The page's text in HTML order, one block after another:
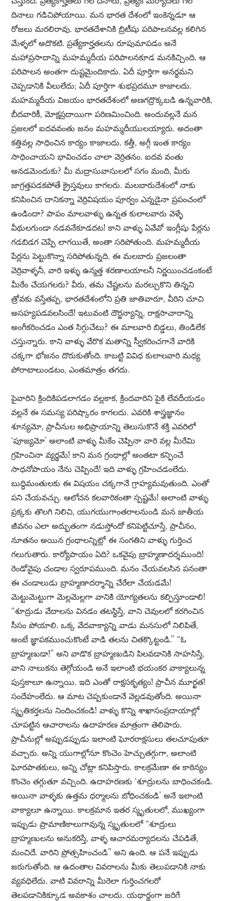
దినాలు గడిచిపోయాయి. మన భారత దేశంలో ఇంకెన్నడూ ఆ
రోజలు మరలిరావు. భారతదేశానికి బ్రిటీషు పరిపాలనవల్ల కలిగిన
మేళ్ళలో అదొకటి. ప్రత్యేకార్హతలను రూపుమాపడం అనే
మహాప్రసాదాన్ని మహమ్మదీయ పరిపాలనకూడ మనకిచ్చింది. ఆ
పరిపాలన అంతగా దుష్టమైందికాదు. ఏదీ పూర్తిగా అనర్థమని
చెప్పడానికి వీలులేదు; ఏదీ పూర్తిగా శుభప్రదమూ కాజాలదు.
మహమ్మదీయ విజయం భారతదేశంలో అణగద్రొక్కబడి ఉన్నవారికి,
బీదవారికీ, మోక్షప్రదాయిగా పరిణమించింది. అందువల్లనే మన
ప్రజలలో ఐదవవంతు జనం మహమ్మదీయులయ్యారు. అదంతా
కత్తివల్ల సాధించిన కార్యం కాజాలదు. కత్తీ, అగ్గీ ఇంత కార్యం
సాధించాయని భావించడం చాలా వెర్రితనం. ఐదవ వంతు
అనడమెందుకు? మీ మద్రాసువాసులలో సగం మంది, మీరు
జాగ్రత్తపడకపోతే క్రైస్తవులు కాగలరు. మలబారుదేశంలో నాకు
కనిపించిన దానికన్నా వెర్రివిషయం పూర్వం ఎన్నడైనా ప్రపంచంలో
ఉండిందా? పాపం మాలవాళ్ళు ఉన్నత కులాలవారు వెళ్ళే
వీథులగుండా నడవనేకూడదట! కాని వాళ్ళు ఏవేవో ఇంగ్లీషు పేర్లను
గడబిడగ చెప్పే లాగయితే, అంతా సరిపోతుంది. మహమ్మదీయ
పేర్లను పెట్టుకొన్నా సరిపోతున్నది. ఈ మలబారు ప్రజలంతా
వెర్రివాళ్ళనీ, వారి ఇళ్ళు ఉన్మత్త శరణాలయాలనీ నిర్ణయించడంకంటే
మీరేం చేయగలరు? వీరు, తమ చేష్టలను మరల్చుకొని తిన్నని
త్రోవకు వస్తేతప్ప, భారతదేశంలోని ప్రతి జాతివారూ, వీరిని చూచి
అసహ్యపడవలసిందే! ఇటువంటి దౌర్జన్యాన్ని, రాక్షసాచారాన్ని
అంగీకరించడం ఎంత సిగ్గుచేటు? ఈ మాలవారి బిడ్డలు, తిండిలేక
చస్తున్నారు. కాని వాళ్ళు వేరొక మతాన్ని స్వీకరించగానే వారికి
చక్కగా భోజనం దొరుకుతోంది. కాబట్టి వివిధ కులాలవారి మధ్య
పోరాటాలుండటం, ఎంతమాత్రం తగదు.
పైవారిని క్రిందికిపడలాగడం వల్లకాక, క్రిందవారిని పైకి లేవదీయడం
వల్లనే ఈ సమస్య పరిష్కారం కాగలదు. ఎవరికి శాస్త్రజ్ఞానం
శూన్యమో, ప్రాచీనుల అభిప్రాయాన్ని తెలుసుకొనే శక్తి ఎవరిలో
‘పూజ్యమో’ అలాంటి వాళ్ళు మీకేం చెప్పినా వారి వల్ల మీరేమి
గ్రహించినా వ్యర్థమే! కాని మన గ్రంథాల్లో అంతటా కన్పించే
సాధనోపాయం నేను చెప్పిందే! ఇది వాళ్ళు గ్రహించడంలేదు.
బుద్ధిమంతులకు ఈ విషయం చక్కగానే గ్రాహ్యమవుతుంది. ఎంతో
పని చేయవచ్చు. ఆలోచన కలవారికంతా స్పష్టమే! అలాంటి వాళ్ళు
ప్రక్కకు తొలగి నిలిచి, యుగయుగాంతరాలనుండి మన జాతీయ
జీవనం ఎలా అద్భుతంగా నడుస్తోందో కనిపెట్టిచూస్తే, ప్రాచీనం,
నూతనం అయిన గ్రంథాలన్నిట్లో ఈ సంగతిని వాళ్ళు గుర్తించ
గలుగుతారు. కార్యోపాయం ఏది? ఒకవైపు బ్రాహ్మణాదర్శముంది!
రెండోవైపు చండాల స్వరూపముంది. మనం చేయవలసిన పనంతా
ఈ చండాలుడు బ్రాహ్మణాదర్శాన్ని చేరేలా చేయడమే!
మెట్టుమెట్టుగా మెల్లమెల్లగా వానికి యోగ్యతలను కల్పిస్తూండాలి!
“శూద్రుడు వేదాలను వినడం తటస్థిస్తే, వాని చెవులలో కరగించిన
సీసం పోయాలి. ఒక్క వేదవాక్యాన్ని వాడు మనసులో నిలిపితే,
అంటే జ్ఞాపకముంచుకొంటే వాడి తలను చితక్కొట్టండి.” “ఓ
బ్రాహ్మణుడా!” అని వాడొక బ్రాహ్మణుడిని పిలవడానికి సాహసిస్తే,
వాని నాలుకను తెగ్గోయండి అనే ఇలాంటి భయంకర వాక్యాలున్న
పుస్తకాలూ ఉన్నాయి. ఇది ఎంతో రాక్షసకృత్యం! ప్రాచీన మూర్ఖత!
సందేహంలేదు. ఆ మాట చెప్పకుండానే వెల్లడవుతోంది. అయినా
స్మృతికర్తలను నిందించకండి! వాళ్ళు కొన్ని శాఖాసంప్రదాయాల్లో
చూపట్టిన ఆచారాలను ఉదాహరణ మాత్రంగా తెలిపారు.
ప్రాచీనుల్లో అప్పుడప్పుడు ఇలాంటి ఘోరరాక్షసులు తలచూపుతూ
వచ్చారు. అన్ని యుగాల్లోనూ కొంచెం హెచ్చుతగ్గుగా, అలాంటి
ఘోరపాతకులు, అన్ని చోట్లా కనిపిస్తారు. కాలక్రమేణా ఈ కాఠిన్యం
కొంచెం తగ్గుతూ వచ్చింది. ఉదాహరణకు ‘శూద్రులను బాధించకండి.
అయినా వాళ్ళకు ఉత్తమ ధర్మాలను బోధించకండి’ అనే ఇలాంటి
వాక్యాలూ ఉన్నాయి. కాలక్రమాన ఇతర స్మృతులలో, ముఖ్యంగా
ఇప్పుడు ప్రామాణికాలుగావున్న స్మృతులలో “శూద్రులు
బ్రాహ్మణులను అనుకరిస్తే, వాళ్ళ ఆచారమర్యాదలను చేపడితే,
మంచిదే. వారిని ప్రోత్సహించండి” అని ఉంది. ఆ పనే ఇప్పుడు
జరుగుతోంది. ఆ ఉదంతాల వివరాలను మీకు తెలుపడానికి నాకు
వ్యవధిలేదు. వాటి వివరాన్ని మీరెలా గుర్తించగలరో
తెలపడానికిక్కూడ అవకాశం చాలదు. యథార్థంగా జరిగే